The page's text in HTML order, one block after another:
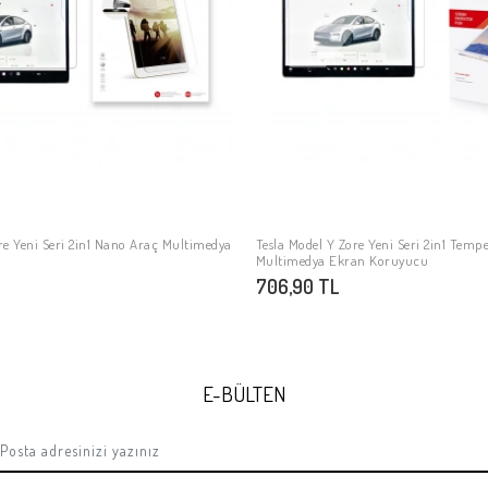
SEPETE EKLE
Yeni Seri 2in1 Nano Araç Multimedya
SEPETE EKLE
Tesla Model Y Zore Yeni Seri 2in1
Multimedya Ekran Koruyucu
706,90 TL
E-BÜLTEN